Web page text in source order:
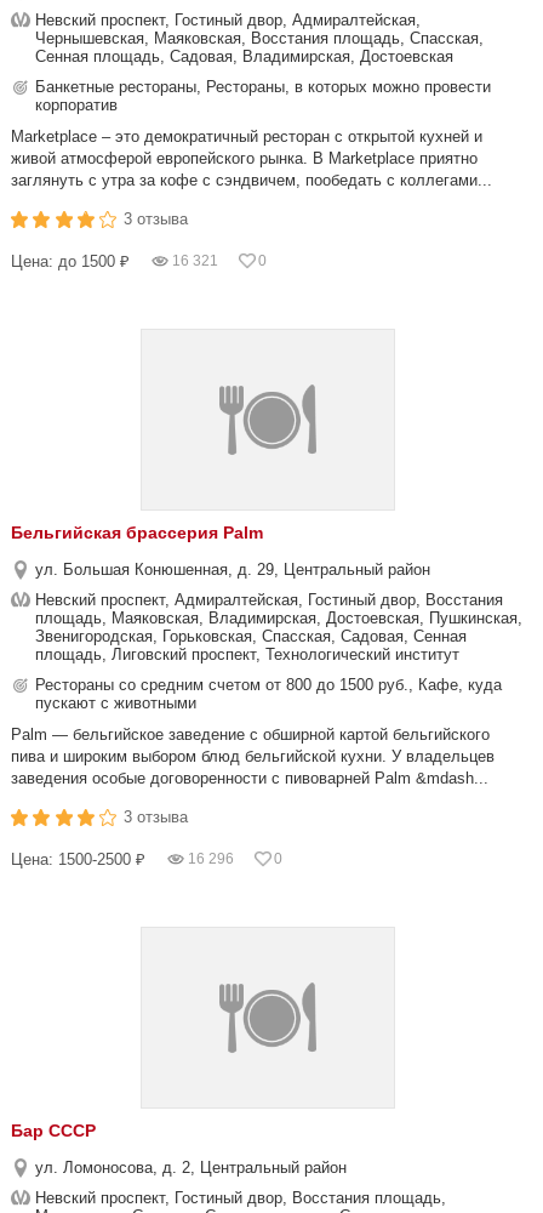
Невский проспект, Гостиный двор, Адмиралтейская,
Чернышевская, Маяковская, Восстания площадь, Спасская,
Сенная площадь, Садовая, Владимирская, Достоевская
Банкетные рестораны, Рестораны, в которых можно провести
корпоратив
Marketplace – это демократичный ресторан с открытой кухней и
живой атмосферой европейского рынка. В Marketplace приятно
заглянуть с утра за кофе с сэндвичем, пообедать с коллегами...
3 отзыва
Цена: до 1500 ₽ 16 321 0
Бельгийская брассерия Palm
ул. Большая Конюшенная, д. 29, Центральный район
Невский проспект, Адмиралтейская, Гостиный двор, Восстания
площадь, Маяковская, Владимирская, Достоевская, Пушкинская,
Звенигородская, Горьковская, Спасская, Садовая, Сенная
площадь, Лиговский проспект, Технологический институт
Рестораны со средним счетом от 800 до 1500 руб., Кафе, куда
пускают с животными
Palm — бельгийское заведение с обширной картой бельгийского
пива и широким выбором блюд бельгийской кухни. У владельцев
заведения особые договоренности с пивоварней Palm &mdash...
3 отзыва
Цена: 1500-2500 ₽ 16 296 0
Бар СССР
ул. Ломоносова, д. 2, Центральный район
Невский проспект, Гостиный двор, Восстания площадь,